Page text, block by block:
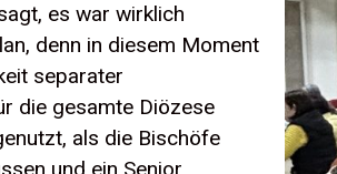
es war wirklich
denn in diesem Moment
separater
die gesamte Diözese
als die Bischöfe